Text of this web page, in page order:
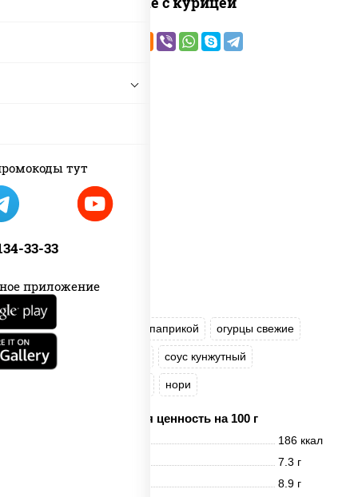
тут
33-33
приложение
рис куриная грудка с паприкой огурцы свежие
авокадо соус кунжутный
нори
Пищевая ценность на 100 г
186 ккал
7.3 г
8.9 г